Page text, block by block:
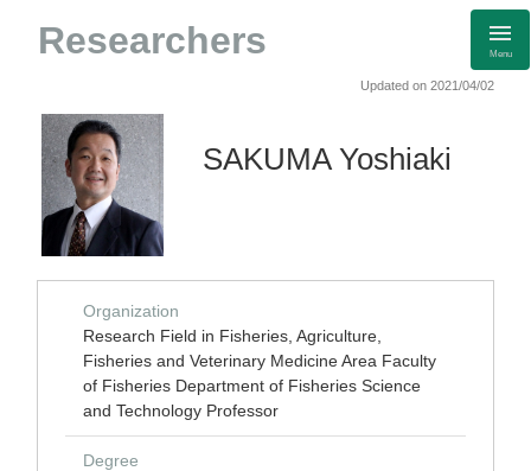
Researchers Menu
Updated on 2021/04/02
SAKUMA Yoshiaki
Organization
Research Field in Fisheries, Agriculture,
Fisheries and Veterinary Medicine Area Faculty
of Fisheries Department of Fisheries Science
and Technology Professor
Degree